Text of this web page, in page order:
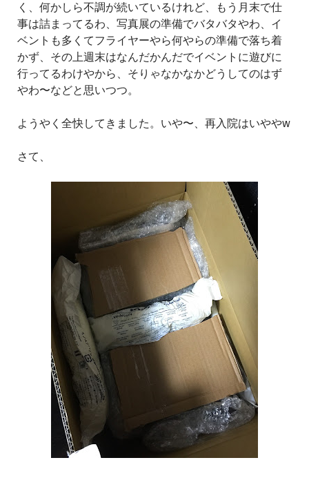
く、何かしら不調が続いているけれど、もう月末で仕
事は詰まってるわ、写真展の準備でバタバタやわ、イ
ベントも多くてフライヤーやら何やらの準備で落ち着
かず、その上週末はなんだかんだでイベントに遊びに
行ってるわけやから、そりゃなかなかどうしてのはず
やわ〜などと思いつつ。
ようやく全快してきました。いや〜、再入院はいややw
さて、